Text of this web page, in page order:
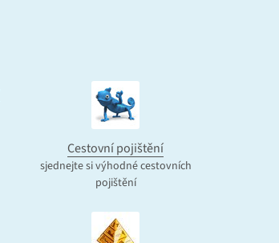
Cestovní pojištění
sjednejte si výhodné cestovních
pojištění